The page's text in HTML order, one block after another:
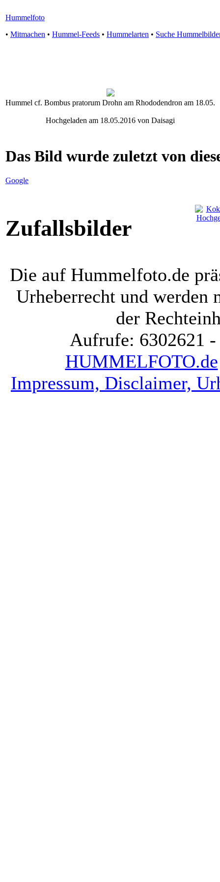
Hummelfoto
• Mitmachen • Hummel-Feeds • Hummelarten • Suche
Hummel cf. Bombus pratorum Drohn am Rhododendron am 18.05.
Hochgeladen am 18.05.2016 von Daisagi
Das Bild wurde zuletzt von
Google
Zufallsbilder
Die auf Hummelfoto.de
Urheberrecht und werden
der
Aufrufe: 6302621
HUMMELFOTO.de
Impressum, Disclaimer,